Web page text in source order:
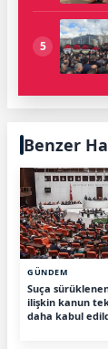
5
Benzer
GÜNDEM
Suça
ilişkin kanun
daha kabul